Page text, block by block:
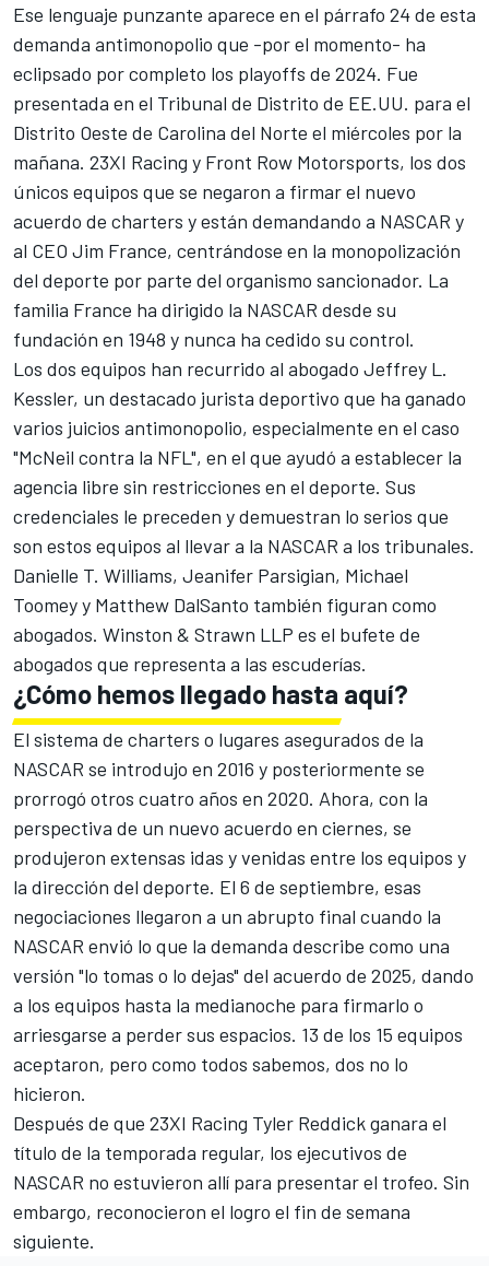
Ese lenguaje punzante aparece en el párrafo 24 de esta
demanda antimonopolio que -por el momento- ha
eclipsado por completo los playoffs de 2024. Fue
presentada en el Tribunal de Distrito de EE.UU. para el
Distrito Oeste de Carolina del Norte el miércoles por la
mañana. 23XI Racing y Front Row Motorsports, los dos
únicos equipos que se negaron a firmar el nuevo
acuerdo de charters y están demandando a NASCAR y
al CEO Jim France, centrándose en la monopolización
del deporte por parte del organismo sancionador. La
familia France ha dirigido la NASCAR desde su
fundación en 1948 y nunca ha cedido su control.
Los dos equipos han recurrido al abogado Jeffrey L.
Kessler, un destacado jurista deportivo que ha ganado
varios juicios antimonopolio, especialmente en el caso
"McNeil contra la NFL", en el que ayudó a establecer la
agencia libre sin restricciones en el deporte. Sus
credenciales le preceden y demuestran lo serios que
son estos equipos al llevar a la NASCAR a los tribunales.
Danielle T. Williams, Jeanifer Parsigian, Michael
Toomey y Matthew DalSanto también figuran como
abogados. Winston & Strawn LLP es el bufete de
abogados que representa a las escuderías.
¿Cómo hemos llegado hasta aquí?
El sistema de charters o lugares asegurados de la
NASCAR se introdujo en 2016 y posteriormente se
prorrogó otros cuatro años en 2020. Ahora, con la
perspectiva de un nuevo acuerdo en ciernes, se
produjeron extensas idas y venidas entre los equipos y
la dirección del deporte. El 6 de septiembre, esas
negociaciones llegaron a un abrupto final cuando la
NASCAR envió lo que la demanda describe como una
versión "lo tomas o lo dejas" del acuerdo de 2025, dando
a los equipos hasta la medianoche para firmarlo o
arriesgarse a perder sus espacios. 13 de los 15 equipos
aceptaron, pero como todos sabemos, dos no lo
hicieron.
Después de que 23XI Racing Tyler Reddickganara el
título de la temporada regular, los ejecutivos de
NASCAR no estuvieron allí para presentar el trofeo. Sin
embargo, reconocieron el logro el fin de semana
siguiente.